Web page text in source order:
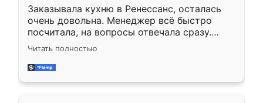
Заказывала кухню в Ренессанс, осталась
очень довольна. Менеджер всё быстро
посчитала, на вопросы отвечала сразу.
Замерщик приехал в субботу, подошёл к
делу со всей ответственностью. Собрали
за день, ребята работали аккуратно, даже
Читать полностью